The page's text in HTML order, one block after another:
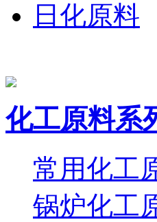
日化原料
化工原料系
常用化工
锅炉化工